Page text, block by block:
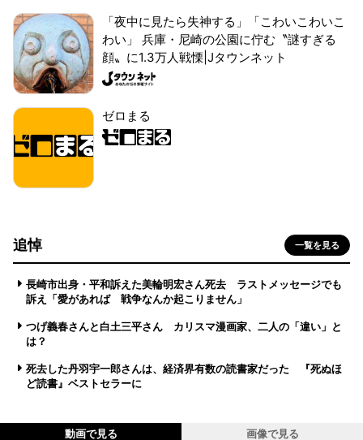
「夜中に見たら失神する」「こわいこわいこ
わい」 兵庫・尼崎の公園に佇む〝謎すぎる
顔〟に1.3万人戦慄|Jタウンネット
ゼロまる
追悼 一覧を見る
長崎市出身・平和訴えた美輪明宏さん死去 ラストメッセージでも
訴え「愛があれば 戦争なんか起こりません」
つげ義春さんと白土三平さん カリスマ漫画家、二人の「違い」と
は？
死去した丹羽宇一郎さんは、経済界有数の読書家だった 『死ぬほ
ど読書』ベストセラーに
動画で見る 画像で見る